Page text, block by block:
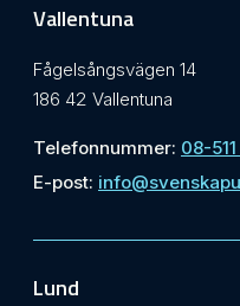
Vallentuna
Fågelsångsvägen 14
186 42 Vallentuna
Telefonnummer: 08-
E-post:
Lund